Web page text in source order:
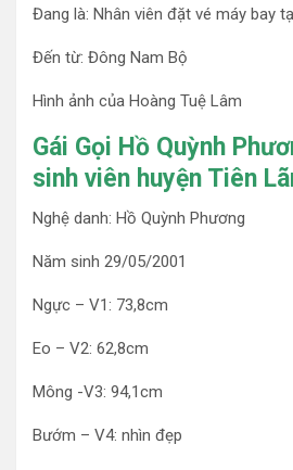
Đang là: Nhân viên đặt vé máy bay
Đến từ: Đông Nam Bộ
Hình ảnh của Hoàng Tuệ Lâm
Gái Gọi Hồ Quỳnh
sinh viên huyện Tiên
Nghệ danh: Hồ Quỳnh Phương
Năm sinh 29/05/2001
Ngực – V1: 73,8cm
Eo – V2: 62,8cm
Mông -V3: 94,1cm
Bướm – V4: nhìn đẹp